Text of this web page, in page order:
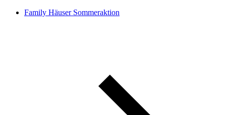
Family Häuser Sommeraktion